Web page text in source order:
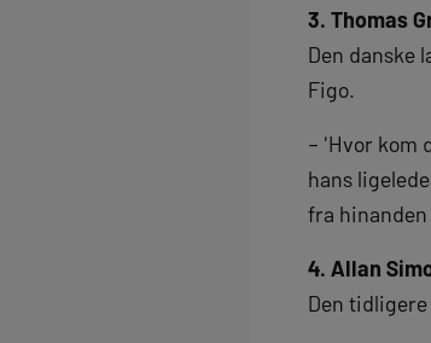
3. Thomas
Den danske
Figo.
– 'Hvor kom
hans
fra hinanden
4. Allan
Den